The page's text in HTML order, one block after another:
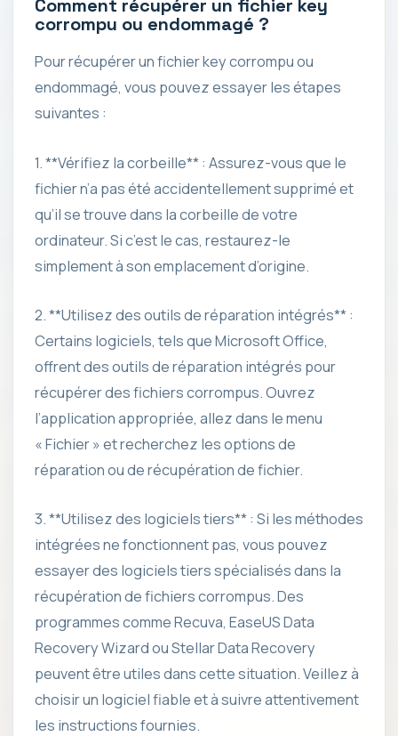
Comment récupérer un fichier key
corrompu ou endommagé ?
Pour récupérer un fichier key corrompu ou
endommagé, vous pouvez essayer les étapes
suivantes :
1. **Vérifiez la corbeille** : Assurez-vous que le
fichier n’a pas été accidentellement supprimé et
qu’il se trouve dans la corbeille de votre
ordinateur. Si c’est le cas, restaurez-le
simplement à son emplacement d’origine.
2. **Utilisez des outils de réparation intégrés** :
Certains logiciels, tels que Microsoft Office,
offrent des outils de réparation intégrés pour
récupérer des fichiers corrompus. Ouvrez
l’application appropriée, allez dans le menu
« Fichier » et recherchez les options de
réparation ou de récupération de fichier.
3. **Utilisez des logiciels tiers** : Si les méthodes
intégrées ne fonctionnent pas, vous pouvez
essayer des logiciels tiers spécialisés dans la
récupération de fichiers corrompus. Des
programmes comme Recuva, EaseUS Data
Recovery Wizard ou Stellar Data Recovery
peuvent être utiles dans cette situation. Veillez à
choisir un logiciel fiable et à suivre attentivement
les instructions fournies.